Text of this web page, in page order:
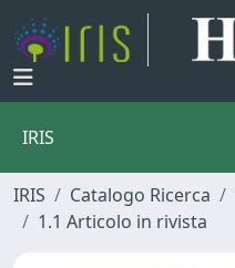
IRIS
IRIS Catalogo Ricerca
1.1 Articolo in rivista